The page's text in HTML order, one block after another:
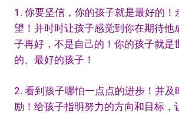
1. 你要坚信，你的孩子就是最好的！
望！并时时让孩子感觉到你在期待他
子再好，不是自己的！你的孩子就是
的、最好的孩子！
2. 看到孩子哪怕一点点的进步！并及
励！给孩子指明努力的方向和目标，